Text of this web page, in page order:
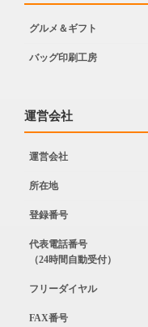
グルメ＆ギフト
バッグ印刷工房
運営会社
運営会社
所在地
登録番号
代表電話番号
（24時間自動受付）
フリーダイヤル
FAX番号